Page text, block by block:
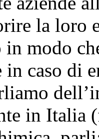
la loro
modo
in caso di
in Italia